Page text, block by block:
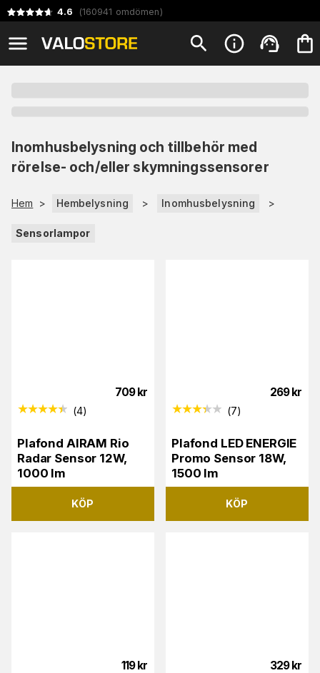
4.6 (160941 omdömen)
Inomhusbelysning och tillbehör med
rörelse- och/eller skymningssensorer
Hem > Hembelysning > Inomhusbelysning >
Sensorlampor
709 kr
(4)
Plafond AIRAM Rio
Radar Sensor 12W,
1000 lm
KÖP
269 kr
(7)
Plafond LED ENERGIE
Promo Sensor 18W,
1500 lm
KÖP
119 kr 329 kr